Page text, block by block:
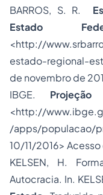
BARROS, S. R.
Estado
<http://
estado-regional-
de novembro de
IBGE. Projeção
<http://
/apps/
10/11/2016>
KELSEN, H.
Autocracia. In.